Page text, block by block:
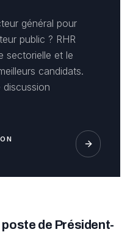
général pour
public ? RHR
sectorielle et le
candidats.
de Président-